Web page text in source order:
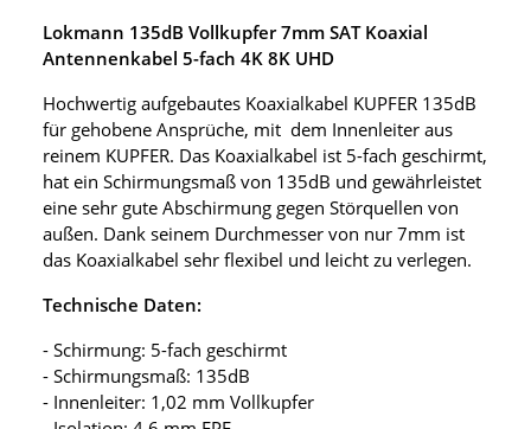
Lokmann 135dB Vollkupfer 7mm SAT Koaxial
Antennenkabel 5-fach 4K 8K UHD
Hochwertig aufgebautes Koaxialkabel KUPFER 135dB
für gehobene Ansprüche, mit dem Innenleiter aus
reinem KUPFER. Das Koaxialkabel ist 5-fach geschirmt,
hat ein Schirmungsmaß von 135dB und gewährleistet
eine sehr gute Abschirmung gegen Störquellen von
außen. Dank seinem Durchmesser von nur 7mm ist
das Koaxialkabel sehr flexibel und leicht zu verlegen.
Technische Daten:
- Schirmung: 5-fach geschirmt
- Schirmungsmaß: 135dB
- Innenleiter: 1,02 mm Vollkupfer